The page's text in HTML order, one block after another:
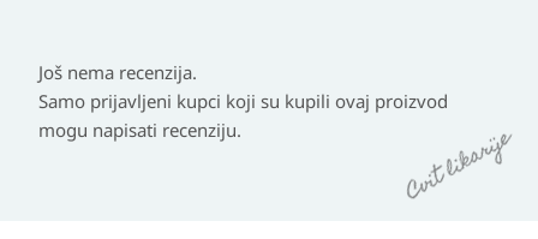
Još nema recenzija.
Samo prijavljeni kupci koji su kupili ovaj proizvod
mogu napisati recenziju.